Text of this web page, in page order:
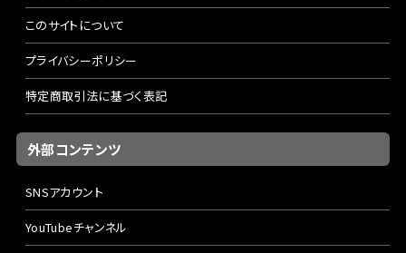
このサイトについて
プライバシーポリシー
特定商取引法に基づく表記
外部コンテンツ
SNSアカウント
YouTubeチャンネル